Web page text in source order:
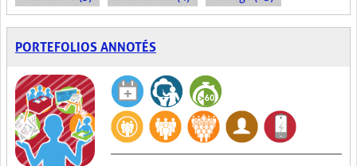
PORTEFOLIOS ANNOTÉS